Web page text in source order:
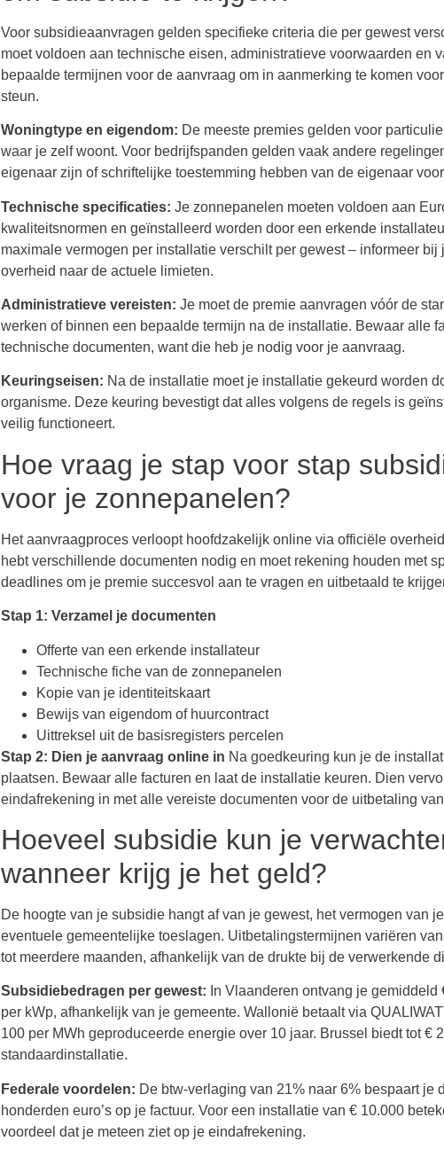
Voor subsidieaanvragen gelden specifieke criteria die per gewest
moet voldoen aan technische eisen, administratieve voorwaarden en
bepaalde termijnen voor de aanvraag om in aanmerking te komen
steun.
Woningtype en eigendom: De meeste premies gelden voor
waar je zelf woont. Voor bedrijfspanden gelden vaak andere
eigenaar zijn of schriftelijke toestemming hebben van de eigenaar
Technische specificaties: Je zonnepanelen moeten voldoen aan
kwaliteitsnormen en geïnstalleerd worden door een erkende
maximale vermogen per installatie verschilt per gewest – informeer bij
overheid naar de actuele limieten.
Administratieve vereisten: Je moet de premie aanvragen vóór de
werken of binnen een bepaalde termijn na de installatie. Bewaar alle
technische documenten, want die heb je nodig voor je aanvraag.
Keuringseisen: Na de installatie moet je installatie gekeurd worden
organisme. Deze keuring bevestigt dat alles volgens de regels is
veilig functioneert.
Hoe vraag je stap voor stap
voor je zonnepanelen?
Het aanvraagproces verloopt hoofdzakelijk online via officiële
hebt verschillende documenten nodig en moet rekening houden met
deadlines om je premie succesvol aan te vragen en uitbetaald te
Stap 1: Verzamel je documenten
Offerte van een erkende installateur
Technische fiche van de zonnepanelen
Kopie van je identiteitskaart
Bewijs van eigendom of huurcontract
Uittreksel uit de basisregisters percelen
Stap 2: Dien je aanvraag online in Na goedkeuring kun je de
plaatsen. Bewaar alle facturen en laat de installatie keuren. Dien
eindafrekening in met alle vereiste documenten voor de uitbetaling
Hoeveel subsidie kun je
wanneer krijg je het geld?
De hoogte van je subsidie hangt af van je gewest, het vermogen van
eventuele gemeentelijke toeslagen. Uitbetalingstermijnen variëren
tot meerdere maanden, afhankelijk van de drukte bij de verwerkende
Subsidiebedragen per gewest: In Vlaanderen ontvang je gemiddeld
per kWp, afhankelijk van je gemeente. Wallonië betaalt via
100 per MWh geproduceerde energie over 10 jaar. Brussel biedt tot €
standaardinstallatie.
Federale voordelen: De btw-verlaging van 21% naar 6% bespaart je
honderden euro’s op je factuur. Voor een installatie van € 10.000
voordeel dat je meteen ziet op je eindafrekening.